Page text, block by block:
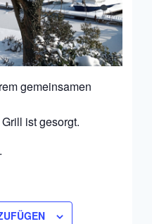
gemeinsamen
ist gesorgt.